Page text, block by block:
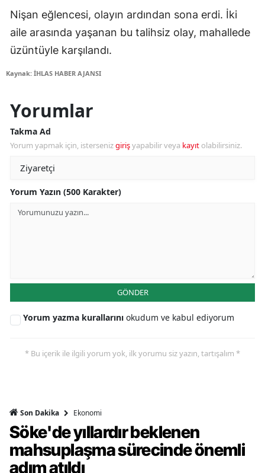
Nişan eğlencesi, olayın ardından sona erdi. İki
aile arasında yaşanan bu talihsiz olay, mahallede
üzüntüyle karşılandı.
Kaynak: İHLAS HABER AJANSI
Yorumlar
Takma Ad
Yorum yapmak için, istersenizgirişyapabilir veya kayıt olabilirsiniz.
Yorum Yazın (500 Karakter)
GÖNDER
Yorum yazma kurallarını okudum ve kabul ediyorum
* Bu içerik ile ilgili yorum yok, ilk yorumu siz yazın, tartışalım *
Son Dakika Ekonomi
Söke'de yıllardır beklenen
mahsuplaşma sürecinde önemli
adım atıldı